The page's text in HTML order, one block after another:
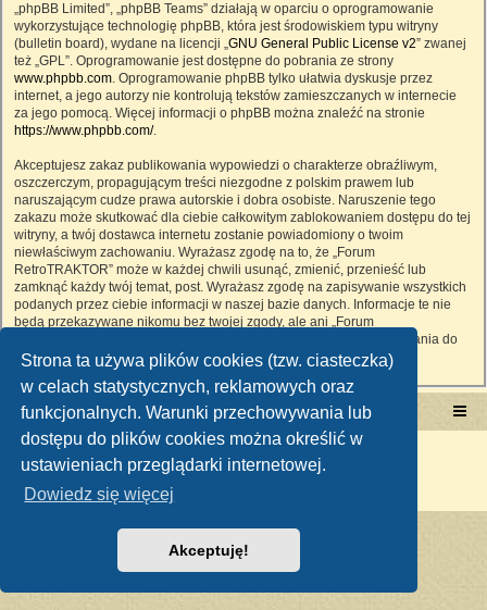
Strona ta używa plików cookies (tzw. ciasteczka)
w celach statystycznych, reklamowych oraz
funkcjonalnych. Warunki przechowywania lub
dostępu do plików cookies można określić w
ustawieniach przeglądarki internetowej.
Dowiedz się więcej
Akceptuję!
„phpBB Limited”, „phpBB Teams” działają w oparciu o oprogramowanie
wykorzystujące technologię phpBB, która jest środowiskiem typu witryny
(bulletin board), wydane na licencji „GNU General Public License v2” zwanej
też „GPL”. Oprogramowanie jest dostępne do pobrania ze strony
www.phpbb.com. Oprogramowanie phpBB tylko ułatwia dyskusje przez
internet, a jego autorzy nie kontrolują tekstów zamieszczanych w internecie
za jego pomocą. Więcej informacji o phpBB można znaleźć na stronie
https://www.phpbb.com/.
Akceptujesz zakaz publikowania wypowiedzi o charakterze obraźliwym,
oszczerczym, propagującym treści niezgodne z polskim prawem lub
naruszającym cudze prawa autorskie i dobra osobiste. Naruszenie tego
zakazu może skutkować dla ciebie całkowitym zablokowaniem dostępu do tej
witryny, a twój dostawca internetu zostanie powiadomiony o twoim
niewłaściwym zachowaniu. Wyrażasz zgodę na to, że „Forum
RetroTRAKTOR” może w każdej chwili usunąć, zmienić, przenieść lub
zamknąć każdy twój temat, post. Wyrażasz zgodę na zapisywanie wszystkich
podanych przez ciebie informacji w naszej bazie danych. Informacje te nie
będą przekazywane nikomu bez twojej zgody, ale ani „Forum
RetroTRAKTOR”, ani phpBB nie ponosi odpowiedzialności za włamania do
witryny, podczas których może dojść do kradzieży danych.
Portal RetroTRAKTOR.pl retrotraktor.pl/forum
Technologię dostarcza
Polski pakiet językowy dostarczaphpBB.pl
Zasady ochrony danych osobowych